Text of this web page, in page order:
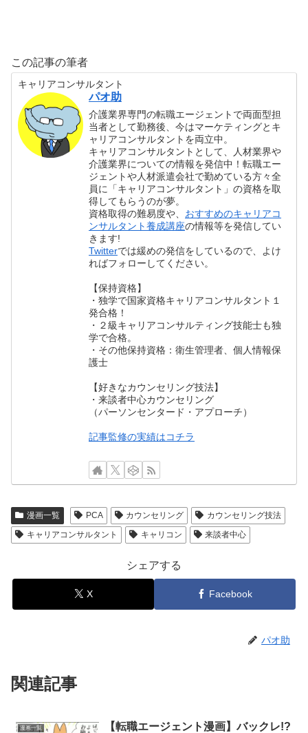
この記事の筆者
キャリアコンサルタント
パオ助
介護業界専門の転職エージェントで両面型担
当者として勤務後、今はマーケティングとキ
ャリアコンサルタントを両立中。
キャリアコンサルタントとして、人材業界や
介護業界についての情報を発信中！転職エー
ジェントや人材派遣会社で勤めている方々全
員に「キャリアコンサルタント」の資格を取
得してもらうのが夢。
資格取得の難易度や、 おすすめのキャリアコ
ンサルタント養成講座の情報等を発信してい
きます!
Twitterでは緩めの発信をしているので、よけ
ればフォローしてください。
【保持資格】
・独学で国家資格キャリアコンサルタント１
発合格！
・２級キャリアコンサルティング技能士も独
学で合格。
・その他保持資格：衛生管理者、個人情報保
護士
【好きなカウンセリング技法】
・来談者中心カウンセリング
（パーソンセンタード・アプローチ）
記事監修の実績はコチラ
漫画一覧 PCA カウンセリング
カウンセリング技法
キャリアコンサルタント
キャリコン 来談者中心
シェアする
X Facebook
パオ助
関連記事
漫画一覧
【転職エージェント漫画】バックレ!?